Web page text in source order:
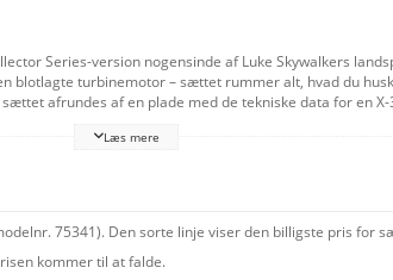
Series-version nogensinde af Luke Skywalkers
turbinemotor – sættet rummer alt, hvad du
afrundes af en plade med de tekniske data for en
eller en erfaren LEGO bygger. Det omfatter trinvis
Læs mere
75341). Den sorte linje viser den billigste pris for
kommer til at falde.